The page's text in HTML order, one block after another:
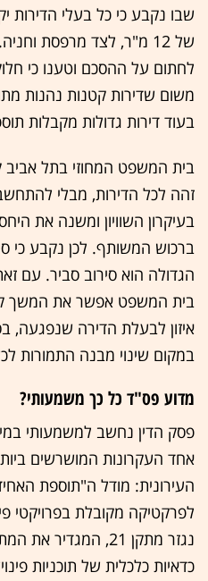
שבו נקבע כי כל בעלי הדירות
של 12 מ"ר, לצד מרפסת
לחתום על ההסכם וטענו כי
משום שדירות קטנות נהנות
בעוד דירות גדולות מקבלות
בית המשפט המחוזי בתל
זהה לכל הדירות, מבלי
בעיקרון השוויון ומשנה את
ברכוש המשותף. לכן נקבע כי
הגדולה הוא סירוב סביר. עם
בית המשפט אפשר את המשך
במקום שינוי מבנה התמורות
מדוע פס"ד כל כך משמעותי?
פסק הדין נחשב למשמעותי
אחד העקרונות המושרשים
העירונית: מודל ה"תוספת
נגזר מתקן 21,
כדאיות כלכלית של תוכניות